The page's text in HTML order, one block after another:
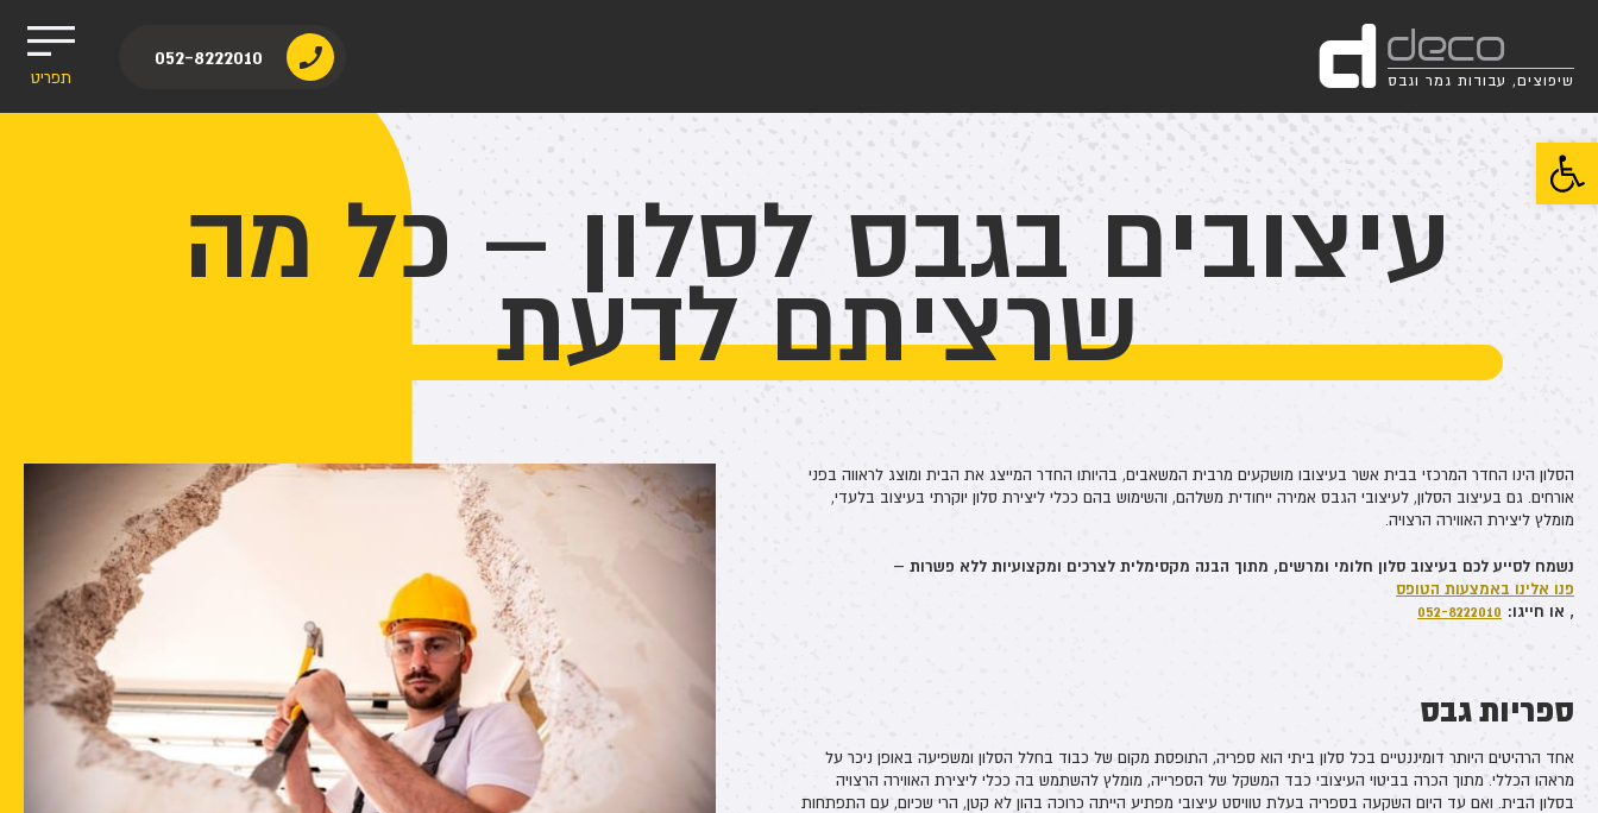
פתח סרגל נגישות
deco
d שיפוצים, עבודות גמר וגבס
052-8222010
תפריט
עיצובים בגבס לסלון – כל מה
שרציתם לדעת
הסלון הינו החדר המרכזי בבית אשר בעיצובו מושקעים מרבית המשאבים, בהיותו החדר המייצג את הבית ומוצג לראווה בפני
אורחים. גם בעיצוב הסלון, לעיצובי הגבס אמירה ייחודית משלהם, והשימוש בהם ככלי ליצירת סלון יוקרתי בעיצוב בלעדי,
מומלץ ליצירת האווירה הרצויה.
נשמח לסייע לכם בעיצוב סלון חלומי ומרשים, מתוך הבנה מקסימלית לצרכים ומקצועיות ללא פשרות –
פנו אלינו באמצעות הטופס
, או חייגו: 052-8222010
ספריות גבס
אחד הרהיטים היותר דומיננטיים בכל סלון ביתי הוא ספריה, התופסת מקום של כבוד בחלל הסלון ומשפיעה באופן ניכר על
מראהו הכללי. מתוך הכרה בביטוי העיצובי כבד המשקל של הספרייה, מומלץ להשתמש בה ככלי ליצירת האווירה הרצויה
בסלון הבית. ואם עד היום השקעה בספריה בעלת טוויסט עיצובי מפתיע הייתה כרוכה בהון לא קטן, הרי שכיום, עם התפתחות